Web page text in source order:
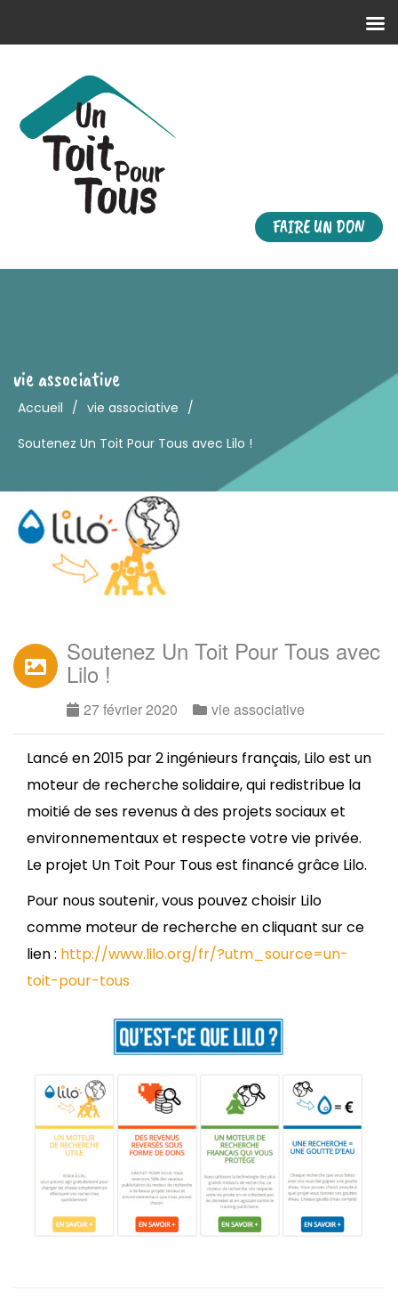
FAIRE UN DON
vie associative
Accueil / vie associative /
Soutenez Un Toit Pour Tous avec Lilo !
Soutenez Un Toit Pour Tous avec
Lilo !
27 février 2020 vie associative
Lancé en 2015 par 2 ingénieurs français, Lilo est un
moteur de recherche solidaire, qui redistribue la
moitié de ses revenus à des projets sociaux et
environnementaux et respecte votre vie privée.
Le projet Un Toit Pour Tous est financé grâce Lilo.
Pour nous soutenir, vous pouvez choisir Lilo
comme moteur de recherche en cliquant sur ce
lien : http://www.lilo.org/fr/?utm_source=un-
toit-pour-tous